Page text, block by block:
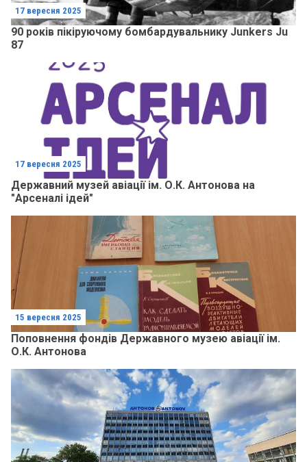
17 вересня 2025
90 років пікіруючому бомбардувальнику Junkers Ju
87
17 вересня 2025
Державний музей авіації ім. О.К. Антонова на
"Арсеналі ідей"
15 вересня 2025
Поповнення фондів Державного музею авіації ім.
О.К. Антонова